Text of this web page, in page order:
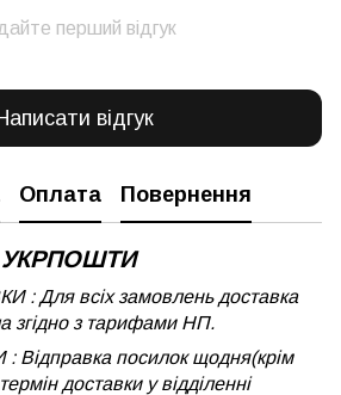
перший відгук
відгук
Оплата Повернення
УКРПОШТИ
: Для всіх замовлень доставка
згідно з тарифами НП.
посилок щодня(крім
доставки у відділенні